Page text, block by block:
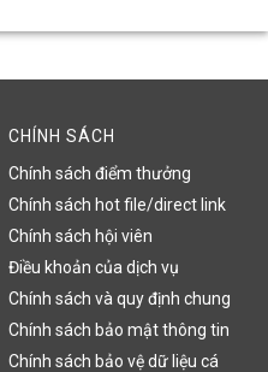
CHÍNH SÁCH
Chính sách điểm thưởng
Chính sách hot file/direct link
Chính sách hội viên
Điều khoản của dịch vụ
Chính sách và quy định chung
Chính sách bảo mật thông tin
Chính sách bảo vệ dữ liệu cá